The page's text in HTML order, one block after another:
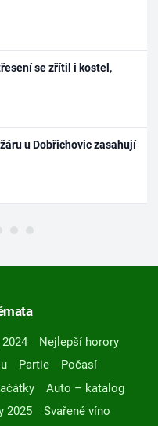
se zřítil i kostel,
u Dobřichovic zasahují
Nejlepší horory
Partie
Počasí
Auto – katalog
2025
Svařené víno